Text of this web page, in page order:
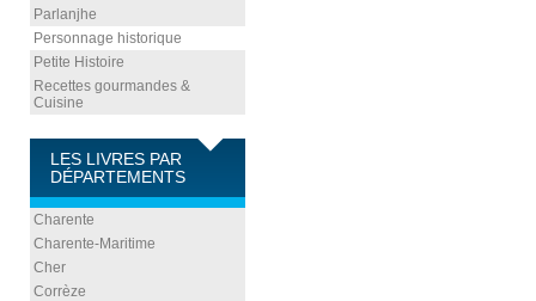
Parlanjhe
Personnage historique
Petite Histoire
Recettes gourmandes &
Cuisine
LES LIVRES PAR
DÉPARTEMENTS
Charente
Charente-Maritime
Cher
Corrèze